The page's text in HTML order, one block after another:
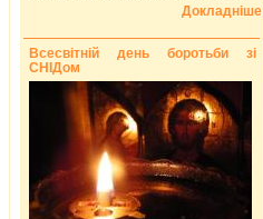
Докладніше
Всесвітній день боротьби зі
СНІДом